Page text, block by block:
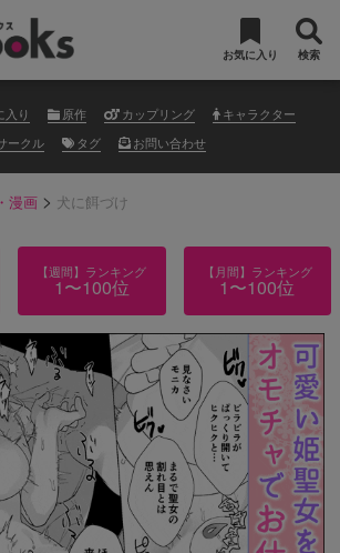
お気に入り 検索
入り 原作 カップリング
キャラクター
ークル
タグ お問い合わせ
漫画 > 犬に餌づけ
【週間】ランキング
1〜100位
【月間】ランキング
1〜100位